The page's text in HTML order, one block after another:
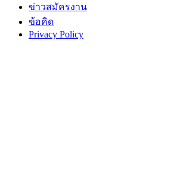
ข่าวสมัครงาน
ข้อคิด
Privacy Policy